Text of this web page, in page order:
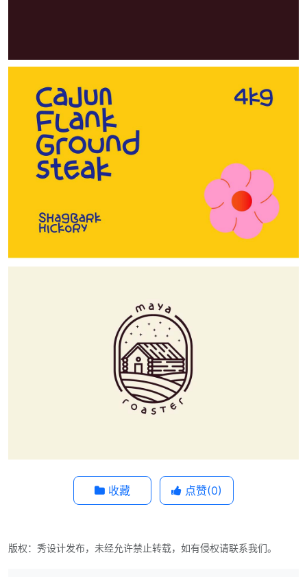
收藏 点赞(0)
版权：秀设计发布，未经允许禁止转载，如有侵权请联系我们。